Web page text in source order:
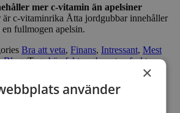
mer c-vitamin än apelsiner
är c-vitaminrika Åtta jordgubbar innehåller
fullmogen apelsin.
Bra att veta, Finans, Intressant, Mest
BloggTagsbär,fakta och myter,frukt,
×
använder